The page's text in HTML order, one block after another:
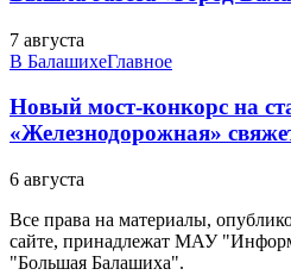
7 августа
В БалашихеГлавное
Новый мост-конкорс на
«Железнодорожная»
6 августа
Все права на материалы,
сайте, принадлежат МАУ
"Большая Балашиха".